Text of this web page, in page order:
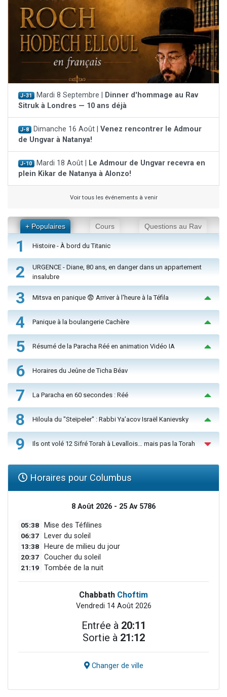
J-31 Mardi 8 Septembre |
Dinner d'hommage au Rav
Sitruk à Londres — 10 ans déjà
J-8 Dimanche 16 Août | Venez rencontrer le Admour
de Ungvar à Natanya!
J-10 Mardi 18 Août |
Le Admour de Ungvar recevra en
plein Kikar de Natanya à Alonzo!
Voir tous les événements à venir
+ Populaires Cours Questions au Rav
1 Histoire - À bord du Titanic
2
URGENCE - Diane, 80 ans, en danger dans un appartement
insalubre
3 Mitsva en panique 😨 Arriver à l'heure à la Téfila
4 Panique à la boulangerie Cachère
5 Résumé de la Paracha Réé en animation Vidéo IA
6 Horaires du Jeûne de Ticha Béav
7 La Paracha en 60 secondes : Réé
8 Hiloula du "Steïpeler" : Rabbi Ya’acov Israël Kanievsky
9 Ils ont volé 12 Sifré Torah à Levallois… mais pas la Torah
Horaires pour Columbus
8 Août 2026 - 25 Av 5786
05:38 Mise des Téfilines
06:37 Lever du soleil
13:38 Heure de milieu du jour
20:37 Coucher du soleil
21:19 Tombée de la nuit
Chabbath Choftim
Vendredi 14 Août 2026
Entrée à 20:11
Sortie à 21:12
Changer de ville